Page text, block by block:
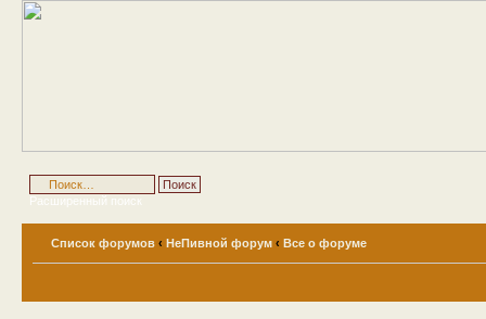
Расширенный поиск
Список форумов ‹ НеПивной форум ‹ Все о форуме